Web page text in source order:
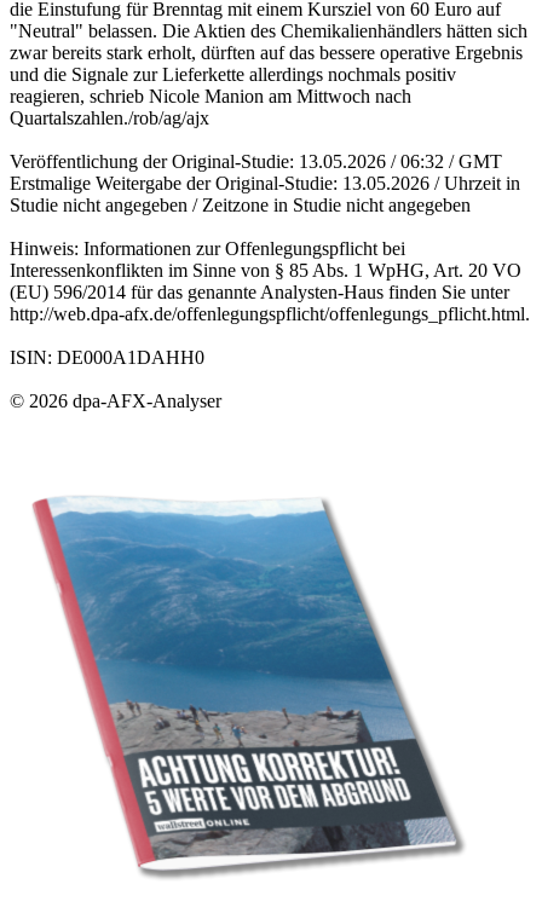
die Einstufung für Brenntag mit einem Kursziel von 60 Euro auf
"Neutral" belassen. Die Aktien des Chemikalienhändlers hätten sich
zwar bereits stark erholt, dürften auf das bessere operative Ergebnis
und die Signale zur Lieferkette allerdings nochmals positiv
reagieren, schrieb Nicole Manion am Mittwoch nach
Quartalszahlen./rob/ag/ajx
Veröffentlichung der Original-Studie: 13.05.2026 / 06:32 / GMT
Erstmalige Weitergabe der Original-Studie: 13.05.2026 / Uhrzeit in
Studie nicht angegeben / Zeitzone in Studie nicht angegeben
Hinweis: Informationen zur Offenlegungspflicht bei
Interessenkonflikten im Sinne von § 85 Abs. 1 WpHG, Art. 20 VO
(EU) 596/2014 für das genannte Analysten-Haus finden Sie unter
http://web.dpa-afx.de/offenlegungspflicht/offenlegungs_pflicht.html.
ISIN: DE000A1DAHH0
© 2026 dpa-AFX-Analyser